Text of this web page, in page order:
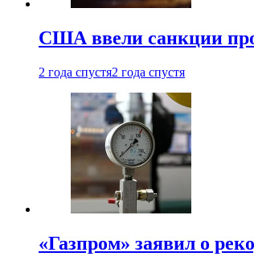
США ввели санкции
2 года спустя2 года спустя
«Газпром» заявил о